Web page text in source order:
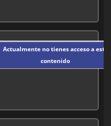
Actualmente no tienes acceso a este
contenido